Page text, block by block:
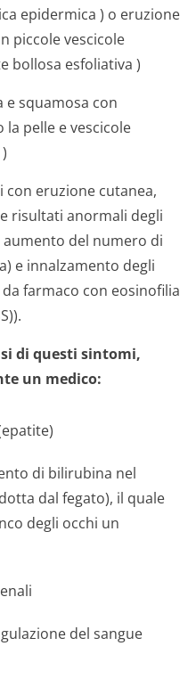
epidermica ) o eruzione
piccole vescicole
bollosa esfoliativa )
e squamosa con
pelle e vescicole
)
eruzione cutanea,
risultati anormali degli
aumento del numero di
e innalzamento degli
farmaco con eosinofilia
di questi sintomi,
un medico:
di bilirubina nel
dal fegato), il quale
degli occhi un
del sangue